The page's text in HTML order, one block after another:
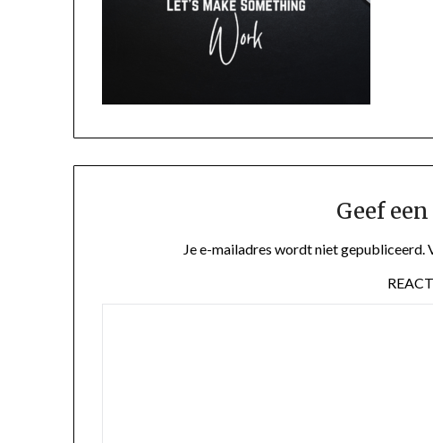
Geef
Je e-mailadres wordt niet gepubliceerd.